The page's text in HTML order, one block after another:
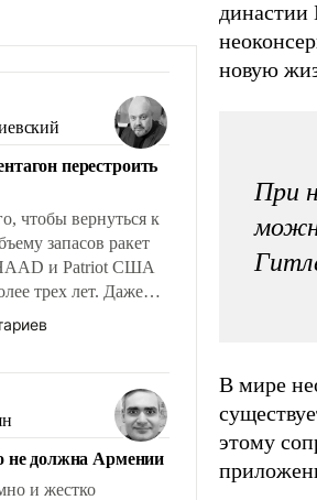
перестроить
чтобы вернуться к
запасов ракет
и Patriot США
трех лет. Даже
с Ираном
например, перед
не должна Армении
и жестко
династии
новую
При
В мире
этому